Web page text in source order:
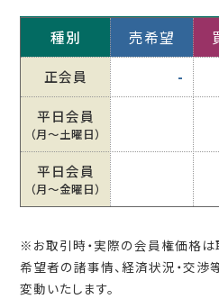
種別 売希望
正会員 -
平日会員
（月〜土曜日）
平日会員
（月〜金曜日）
※お取引時・実際の会員権価格は
希望者の諸事情、経済状況・交渉
変動いたします。